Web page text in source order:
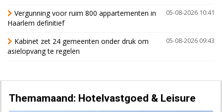
05-08-2026 10:41
Vergunning voor ruim 800 appartementen in
Haarlem definitief
05-08-2026 09:43
Kabinet zet 24 gemeenten onder druk om
asielopvang te regelen
Themamaand: Hotelvastgoed & Leisure